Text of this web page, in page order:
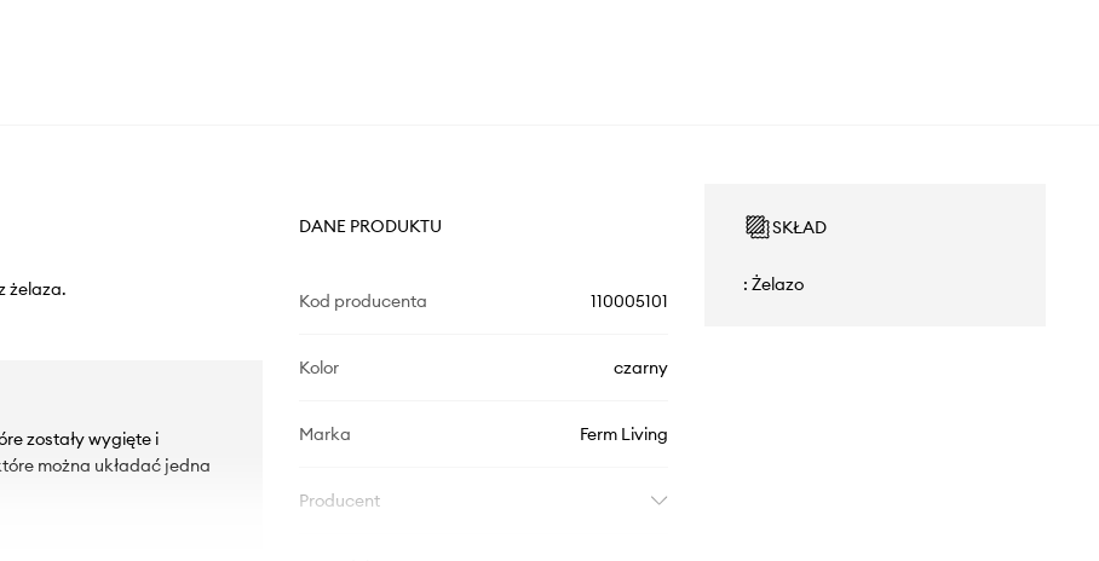
żelaza.
zostały wygięte i
można układać jedna
DANE PRODUKTU
Kod producenta 110005101
Kolor czarny
Marka Ferm Living
Producent
SKŁAD
: Żelazo